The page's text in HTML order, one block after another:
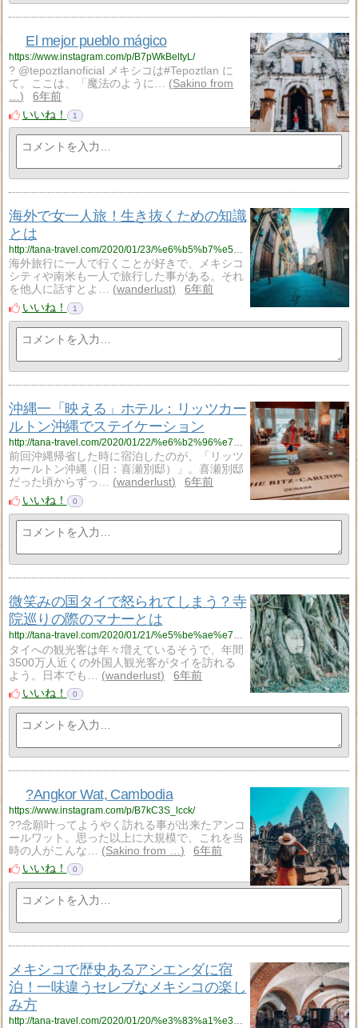
El mejor pueblo mágico
https://www.instagram.com/p/B7pWkBeltyL/
? @tepoztlanoficial メキシコは#Tepoztlan に
て。ここは、「魔法のように…
Sakino from
…
6年前
いいね！
1
海外で女一人旅！生き抜くための知識
とは
http://tana-travel.com/2020/01/23/%e6%b5%b7%e5%a4%96%e3%81%a7%e5%a5%b3%e4%b8%80%e4%ba%ba%e6%97%85%ef%bc%81%e7%94%9f%e3%81%8d%e6%8a%9c%e3%81%8f%e3%81%9f%e3%82%81%e3%81%ae%e7%9f%a5%e8%ad%98/
海外旅行に一人で行くことが好きで、メキシコ
シティや南米も一人で旅行した事がある。それ
を他人に話すとよ…
wanderlust
6年前
いいね！
1
沖縄一「映える」ホテル：リッツカー
ルトン沖縄でステイケーション
http://tana-travel.com/2020/01/22/%e6%b2%96%e7%b8%84%e4%b8%80%e3%80%8c%e6%98%a0%e3%81%88%e3%82%8b%e3%80%8d%e3%83%9b%e3%83%86%e3%83%ab%ef%bc%9a%e3%83%aa%e3%83%83%e3%83%84%e3%82%ab%e3%83%bc%e3%83%ab%e3%83%88%e3%83%b3%e6%b2%96%e7%b8%84/
前回沖縄帰省した時に宿泊したのが、「リッツ
カールトン沖縄（旧：喜瀬別邸）」。喜瀬別邸
だった頃からずっ…
wanderlust
6年前
いいね！
0
微笑みの国タイで怒られてしまう？寺
院巡りの際のマナーとは
http://tana-travel.com/2020/01/21/%e5%be%ae%e7%ac%91%e3%81%bf%e3%81%ae%e5%9b%bd%e3%82%bf%e3%82%a4%e3%81%a7%e6%80%92%e3%82%89%e3%82%8c%e3%81%a6%e3%81%97%e3%81%be%e3%81%86%ef%bc%9f%e5%af%ba%e9%99%a2%e5%b7%a1%e3%82%8a%e3%81%ae%e9%9a%9b/
タイへの観光客は年々増えているそうで、年間
3500万人近くの外国人観光客がタイを訪れる
よう。日本でも…
wanderlust
6年前
いいね！
0
?Angkor Wat, Cambodia
https://www.instagram.com/p/B7kC3S_lcck/
??念願叶ってようやく訪れる事が出来たアンコ
ールワット。思った以上に大規模で、これを当
時の人がこんな…
Sakino from …
6年前
いいね！
0
メキシコで歴史あるアシエンダに宿
泊！一味違うセレブなメキシコの楽し
み方
http://tana-travel.com/2020/01/20/%e3%83%a1%e3%82%ad%e3%82%b7%e3%82%b3%e3%81%a7%e6%ad%b4%e5%8f%b2%e3%81%82%e3%82%8b%e3%82%a2%e3%82%b7%e3%82%a8%e3%83%b3%e3%83%80%e3%81%ab%e5%ae%bf%e6%b3%8a%ef%bc%81%e4%b8%80%e5%91%b3%e9%81%95%e3%81%86/